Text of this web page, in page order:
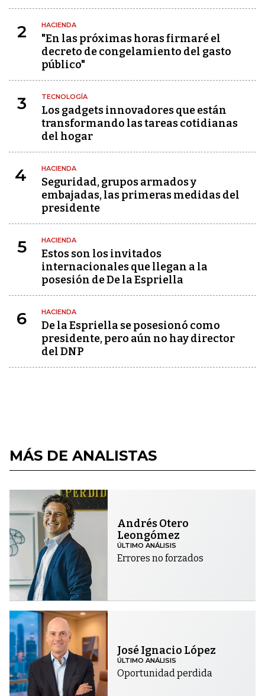
2 HACIENDA
"En las próximas horas firmaré el
decreto de congelamiento del gasto
público"
3 TECNOLOGÍA
Los gadgets innovadores que están
transformando las tareas cotidianas
del hogar
4 HACIENDA
Seguridad, grupos armados y
embajadas, las primeras medidas del
presidente
5 HACIENDA
Estos son los invitados
internacionales que llegan a la
posesión de De la Espriella
6 HACIENDA
De la Espriella se posesionó como
presidente, pero aún no hay director
del DNP
MÁS DE ANALISTAS
Andrés Otero
Leongómez
ÚLTIMO ANÁLISIS
Errores no forzados
José Ignacio López
ÚLTIMO ANÁLISIS
Oportunidad perdida